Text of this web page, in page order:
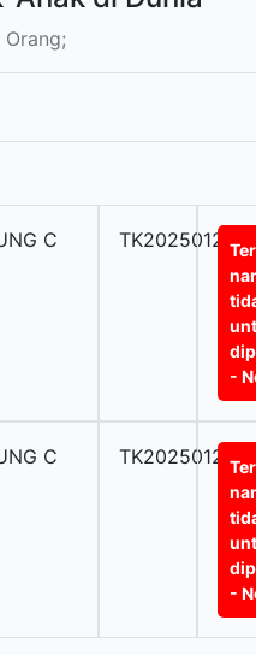
C
-
C
-